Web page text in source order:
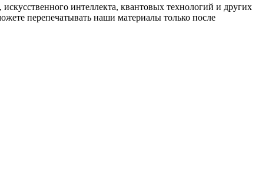
интеллекта, квантовых технологий и других
перепечатывать наши материалы только после